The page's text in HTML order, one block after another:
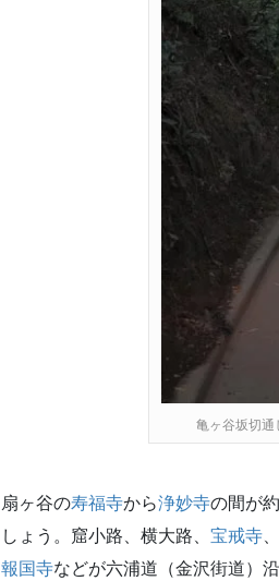
亀ヶ谷坂切通
扇ヶ谷の寿福寺から浄妙寺の間が
しょう。窟小路、横大路、 宝戒寺
報国寺などが六浦道（金沢街道）